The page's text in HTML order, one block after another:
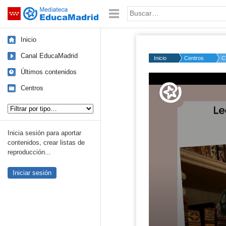
Saltar navegación Palabra o frase:
Inicio
Canal EducaMadrid
Últimos contenidos
Centros
Inicia sesión para aportar
contenidos, crear listas de
reproducción...
Iniciar sesión
Inicio Centros